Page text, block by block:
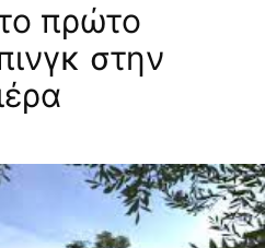
πρώτο
στην